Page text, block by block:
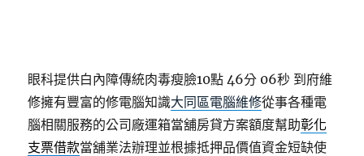
眼科提供白內障傳統肉毒瘦臉10點 46分 06秒 到府維
修擁有豐富的修電腦知識大同區電腦維修從事各種電
腦相關服務的公司廠運箱當舖房貸方案額度幫助彰化
支票借款當舖業法辦理並根據抵押品價值資金短缺使